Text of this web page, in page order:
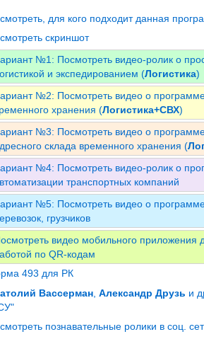
для кого подходит данная
скриншот
№1: Посмотреть видео-ролик о
и экспедированием (Логистика)
№2: Посмотреть видео о
хранения (Логистика+СВХ)
№3: Посмотреть видео о
склада временного хранения (
№4: Посмотреть видео-ролик о
транспортных компаний
№5: Посмотреть видео о
грузчиков
видео мобильного приложения
по QR-кодам
493 для РК
Вассерман Александр Друзь и
познавательные ролики в соц.